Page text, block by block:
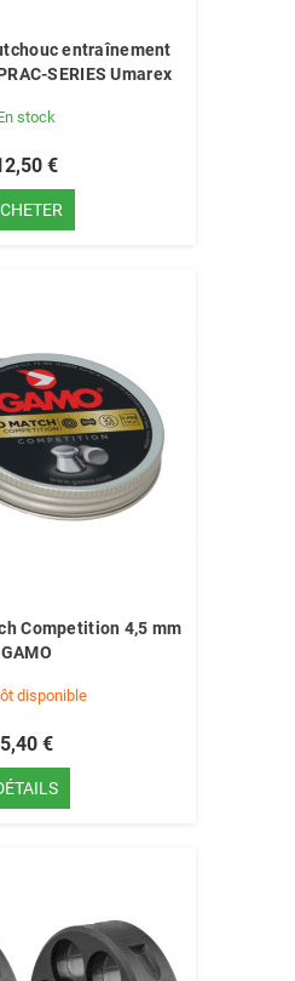
entraînement
SERIES Umarex
stock
€
Competition 4,5 mm
GAMO
disponible
5,40 €